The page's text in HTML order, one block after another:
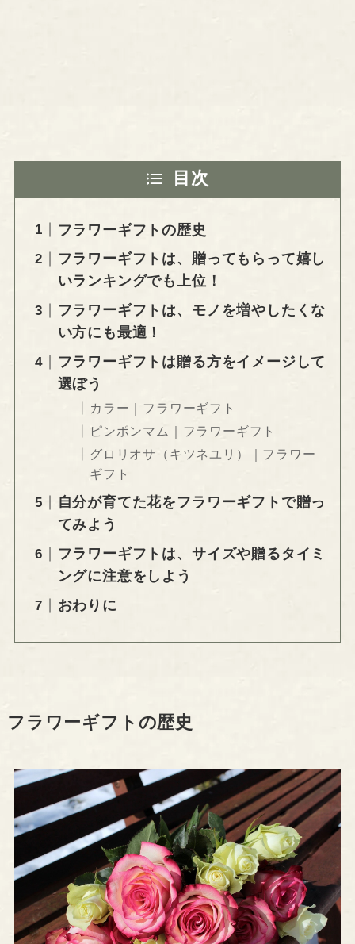
目次
フラワーギフトの歴史
フラワーギフトは、贈ってもらって嬉し
いランキングでも上位！
フラワーギフトは、モノを増やしたくな
い方にも最適！
フラワーギフトは贈る方をイメージして
選ぼう
カラー｜フラワーギフト
ピンポンマム｜フラワーギフト
グロリオサ（キツネユリ）｜フラワー
ギフト
自分が育てた花をフラワーギフトで贈っ
てみよう
フラワーギフトは、サイズや贈るタイミ
ングに注意をしよう
おわりに
フラワーギフトの歴史